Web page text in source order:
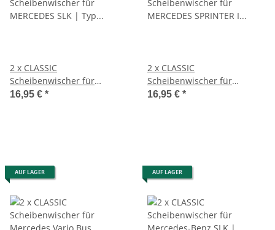
2 x CLASSIC
Scheibenwischer für
MERCEDES SLK | Typ R170 |
16,95 € *
2 x CLASSIC
Scheibenwischer für
MERCEDES SPRINTER I VW
16,95 € *
AUF LAGER AUF LAGER